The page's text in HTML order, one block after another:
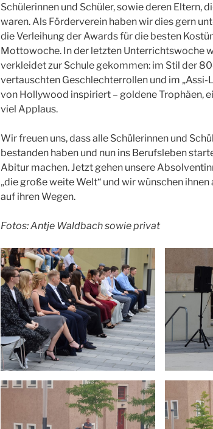
Schülerinnen und Schüler, sowie deren Eltern,
waren. Als Förderverein haben wir dies gern
die Verleihung der Awards für die besten
Mottowoche. In der letzten Unterrichtswoche
verkleidet zur Schule gekommen: im Stil der
vertauschten Geschlechterrollen und im „Assi-
von Hollywood inspiriert – goldene Trophäen,
viel Applaus.
Wir freuen uns, dass alle Schülerinnen und
bestanden haben und nun ins Berufsleben
Abitur machen. Jetzt gehen unsere
„die große weite Welt“ und wir wünschen
auf ihren Wegen.
Fotos: Antje Waldbach sowie privat